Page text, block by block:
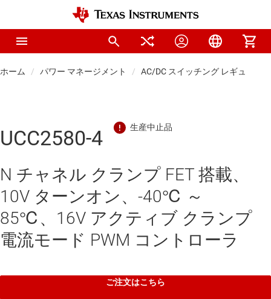
ホーム パワー マネージメント AC/DC スイッチング レギュレータ
UCC2580-4
N チャネル クランプ FET 搭載、
10V ターンオン、-40℃ ～
85℃、16V アクティブ クランプ
電流モード PWM コントローラ
ご注文はこちら